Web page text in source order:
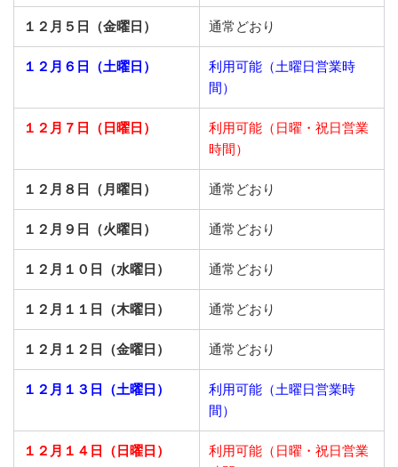
１２月５日（金曜日） 通常どおり
１２月６日（土曜日）
利用可能（土曜日営業時
間）
１２月７日（日曜日）
利用可能（日曜・祝日営業
時間）
１２月８日（月曜日） 通常どおり
１２月９日（火曜日） 通常どおり
１２月１０日（水曜日） 通常どおり
１２月１１日（木曜日） 通常どおり
１２月１２日（金曜日） 通常どおり
１２月１３日（土曜日）
利用可能（土曜日営業時
間）
１２月１４日（日曜日）
利用可能（日曜・祝日営業